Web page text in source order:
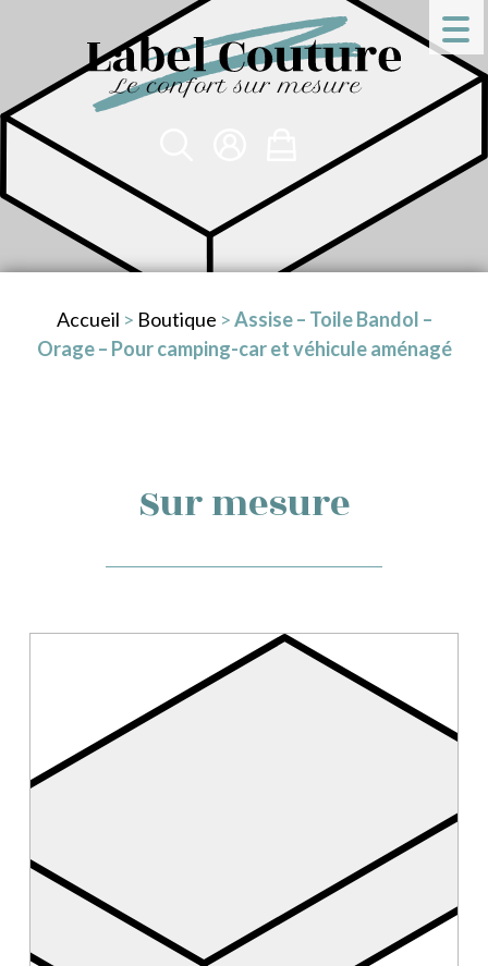
Accueil > Boutique >Assise – Toile Bandol –
Orage – Pour camping-car et véhicule aménagé
Sur mesure